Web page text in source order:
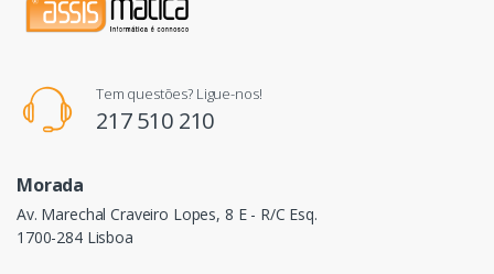
Tem questões? Ligue-nos!
217 510 210
Morada
Av. Marechal Craveiro Lopes, 8 E - R/C Esq.
1700-284 Lisboa